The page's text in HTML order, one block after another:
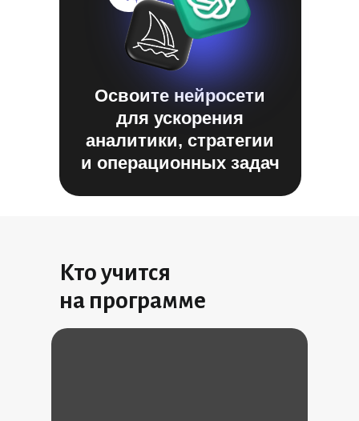
Освоите нейросети
для ускорения
аналитики, стратегии
и операционных задач
Кто учится
на программе